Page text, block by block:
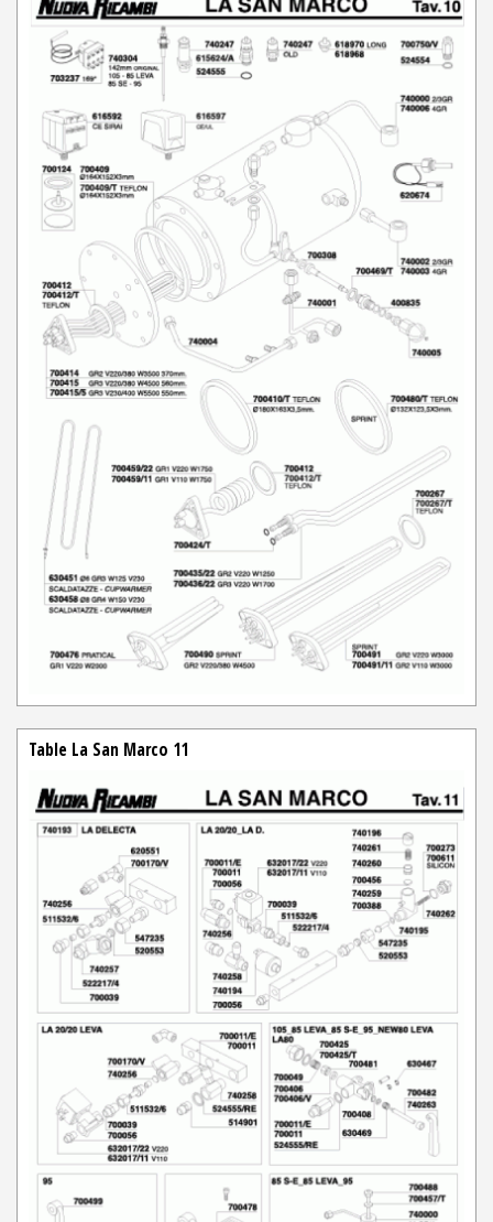
Table La San Marco 11